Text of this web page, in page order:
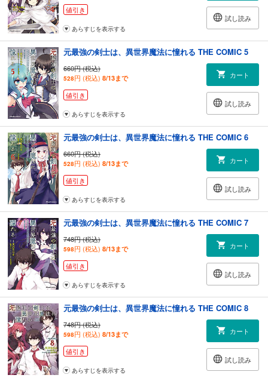
値引き
試し読み
あらすじを表示する
元最強の剣士は、異世界魔法に憧れる THE COMIC 5
660円 (税込)
528円 (税込) 8/13まで
値引き
カート
試し読み
あらすじを表示する
元最強の剣士は、異世界魔法に憧れる THE COMIC 6
660円 (税込)
528円 (税込) 8/13まで
値引き
カート
試し読み
あらすじを表示する
元最強の剣士は、異世界魔法に憧れる THE COMIC 7
748円 (税込)
598円 (税込) 8/13まで
値引き
カート
試し読み
あらすじを表示する
元最強の剣士は、異世界魔法に憧れる THE COMIC 8
748円 (税込)
598円 (税込) 8/13まで
値引き
カート
試し読み
あらすじを表示する